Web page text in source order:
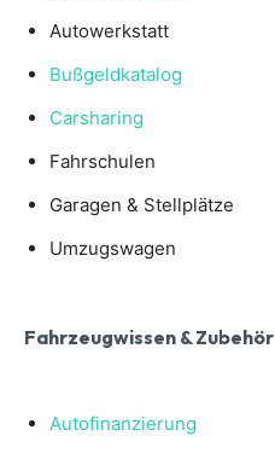
Autowerkstatt
Bußgeldkatalog
Carsharing
Fahrschulen
Garagen & Stellplätze
Umzugswagen
Fahrzeugwissen & Zubehör
Autofinanzierung